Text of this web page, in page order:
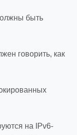
быть
говорить, как
на IPv6-